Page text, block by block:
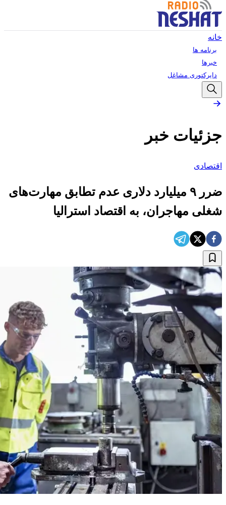
خانه
برنامه ها
خبرها
دایرکتوری مشاغل
جزئیات خبر
اقتصادی
ضرر ۹ میلیارد دلاری عدم تطابق مهارت‌های
شغلی مهاجران، به اقتصاد استرالیا